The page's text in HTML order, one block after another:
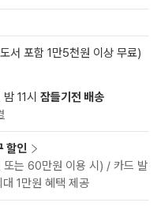
서 포함 1만5천원 이상 무료)
11시 잠들기전 배송
할인
는 60만원 이용 시) / 카드 발
1만원 혜택 제공